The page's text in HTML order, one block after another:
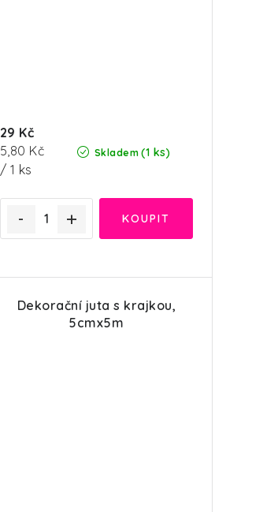
Skladem (1 ks)
29 Kč
Měrná
cena:
5,80 Kč
/ 1 ks
Dekorační juta s krajkou,
5cmx5m